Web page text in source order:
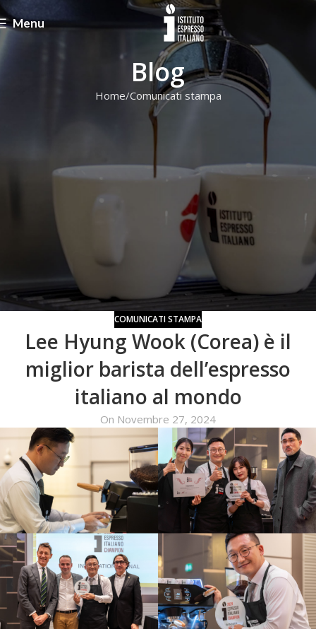
Menu
Blog
Home Comunicati stampa
COMUNICATI STAMPA
Lee Hyung Wook (Corea) è il
miglior barista dell’espresso
italiano al mondo
On Novembre 27, 2024